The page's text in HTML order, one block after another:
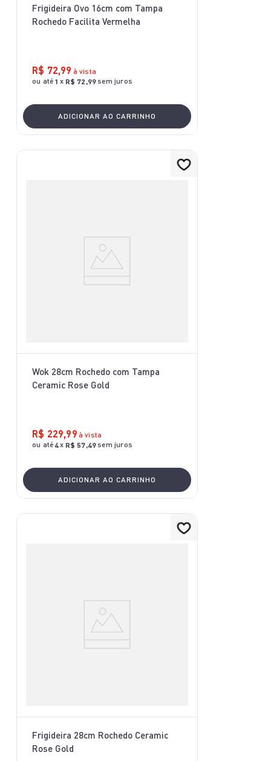
Frigideira Ovo 16cm com Tampa
Rochedo Facilita Vermelha
R$ 72,99 à vista
ou até 1 x R$ 72 ,99sem juros
ADICIONAR AO CARRINHO
Wok 28cm Rochedo com Tampa
Ceramic Rose Gold
R$ 229,99 à vista
ou até 4x R$ 57,49sem juros
ADICIONAR AO CARRINHO
Frigideira 28cm Rochedo Ceramic
Rose Gold